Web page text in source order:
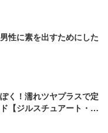
性に素を出すためにした
く！濡れツヤプラスで定
【ジルスチュアート・